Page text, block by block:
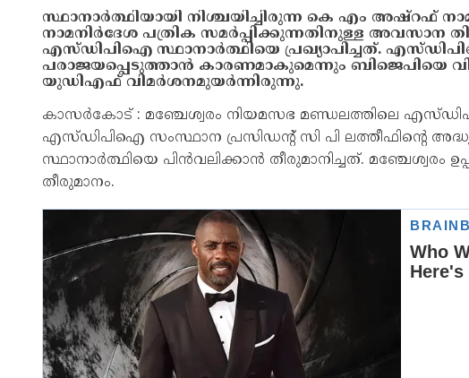
സ്ഥാനാർത്ഥിയായി നിശ്ചയിച്ചിരുന്ന കെ എം അഷ്‌റഫ്
നാമനിർദേശ പത്രിക സമർപ്പിക്കുന്നതിനുള്ള അവസാന
എസ്ഡിപിഐ സ്ഥാനാർത്ഥിയെ പ്രഖ്യാപിച്ചത്.
പരാജയപ്പെടുത്താൻ കാരണമാകുമെന്നും ബിജെപിയെ
യുഡിഎഫ് വിമർശനമുയർന്നിരുന്നു.
കാസർകോട് : മഞ്ചേശ്വരം നിയമസഭ മണ്ഡലത്തിലെ
എസ്ഡിപിഐ സംസ്ഥാന പ്രസിഡന്റ് സി പി ലത്തീഫിന്റെ
സ്ഥാനാർത്ഥിയെ പിൻവലിക്കാൻ തീരുമാനിച്ചത്.
തീരുമാനം.